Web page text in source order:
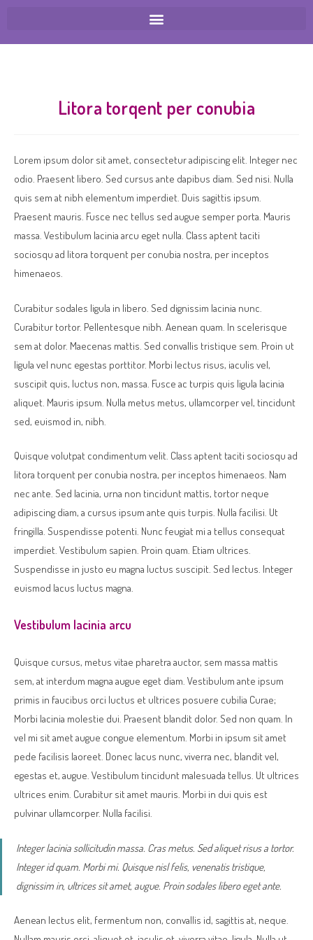
Litora torqent per conubia
Lorem ipsum dolor sit amet, consectetur adipiscing elit. Integer nec
odio. Praesent libero. Sed cursus ante dapibus diam. Sed nisi. Nulla
quis sem at nibh elementum imperdiet. Duis sagittis ipsum.
Praesent mauris. Fusce nec tellus sed augue semper porta. Mauris
massa. Vestibulum lacinia arcu eget nulla. Class aptent taciti
sociosqu ad litora torquent per conubia nostra, per inceptos
himenaeos.
Curabitur sodales ligula in libero. Sed dignissim lacinia nunc.
Curabitur tortor. Pellentesque nibh. Aenean quam. In scelerisque
sem at dolor. Maecenas mattis. Sed convallis tristique sem. Proin ut
ligula vel nunc egestas porttitor. Morbi lectus risus, iaculis vel,
suscipit quis, luctus non, massa. Fusce ac turpis quis ligula lacinia
aliquet. Mauris ipsum. Nulla metus metus, ullamcorper vel, tincidunt
sed, euismod in, nibh.
Quisque volutpat condimentum velit. Class aptent taciti sociosqu ad
litora torquent per conubia nostra, per inceptos himenaeos. Nam
nec ante. Sed lacinia, urna non tincidunt mattis, tortor neque
adipiscing diam, a cursus ipsum ante quis turpis. Nulla facilisi. Ut
fringilla. Suspendisse potenti. Nunc feugiat mi a tellus consequat
imperdiet. Vestibulum sapien. Proin quam. Etiam ultrices.
Suspendisse in justo eu magna luctus suscipit. Sed lectus. Integer
euismod lacus luctus magna.
Vestibulum lacinia arcu
Quisque cursus, metus vitae pharetra auctor, sem massa mattis
sem, at interdum magna augue eget diam. Vestibulum ante ipsum
primis in faucibus orci luctus et ultrices posuere cubilia Curae;
Morbi lacinia molestie dui. Praesent blandit dolor. Sed non quam. In
vel mi sit amet augue congue elementum. Morbi in ipsum sit amet
pede facilisis laoreet. Donec lacus nunc, viverra nec, blandit vel,
egestas et, augue. Vestibulum tincidunt malesuada tellus. Ut ultrices
ultrices enim. Curabitur sit amet mauris. Morbi in dui quis est
pulvinar ullamcorper. Nulla facilisi.
Integer lacinia sollicitudin massa. Cras metus. Sed aliquet risus a tortor.
Integer id quam. Morbi mi. Quisque nisl felis, venenatis tristique,
dignissim in, ultrices sit amet, augue. Proin sodales libero eget ante.
Aenean lectus elit, fermentum non, convallis id, sagittis at, neque.